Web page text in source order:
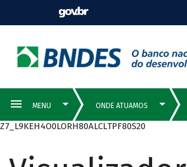
Z7_L9KEH4O0LORH80ALCLTPF80S20